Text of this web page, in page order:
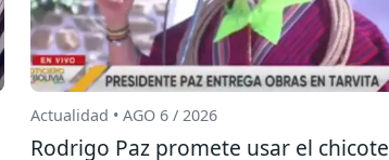
Actualidad • AGO 6 / 2026
Rodrigo Paz promete usar el chicote